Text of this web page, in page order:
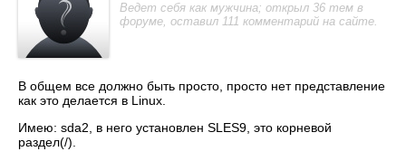
Ведет себя как мужчина; открыл 36 тем в
форуме, оставил 111 комментарий на сайте.
В общем все должно быть просто, просто нет представление
как это делается в Linux.
Имею: sda2, в него установлен SLES9, это корневой
раздел(/).